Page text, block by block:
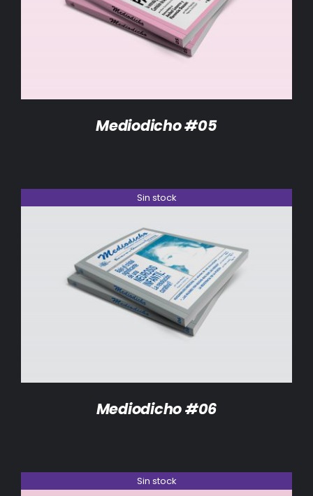
DETALLES
Mediodicho #05
Sin stock
DETALLES
Mediodicho #06
Sin stock